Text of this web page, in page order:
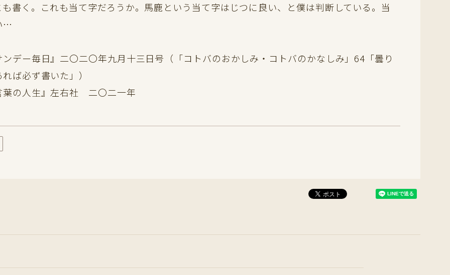
も書く。これも当て字だろうか。馬鹿という当て字はじつに良い、と僕は判断している。当
…
ンデー毎日』二〇二〇年九月十三日号（「コトバのおかしみ・コトバのかなしみ」64「曇り
ば必ず書いた」）
葉の人生』左右社 二〇二一年